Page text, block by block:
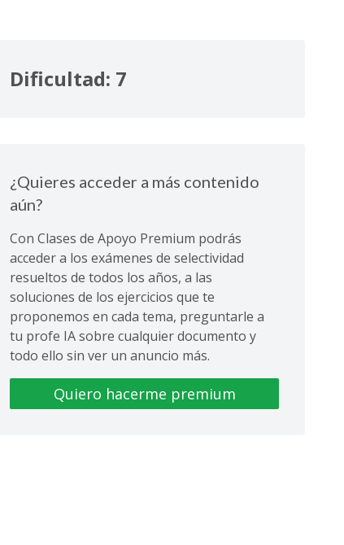
Dificultad: 7
¿Quieres acceder a más contenido
aún?
Con Clases de Apoyo Premium podrás
acceder a los exámenes de selectividad
resueltos de todos los años, a las
soluciones de los ejercicios que te
proponemos en cada tema, preguntarle a
tu profe IA sobre cualquier documento y
todo ello sin ver un anuncio más.
Quiero hacerme premium